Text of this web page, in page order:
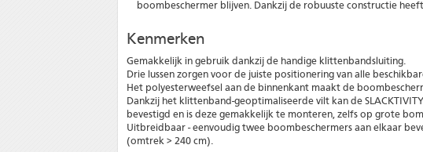
boombeschermer blijven. Dankzij de robuuste constructie
Kenmerken
Gemakkelijk in gebruik dankzij de handige klittenbandsluiting.
Drie lussen zorgen voor de juiste positionering van alle
Het polyesterweefsel aan de binnenkant maakt de
Dankzij het klittenband-geoptimaliseerde vilt kan de
bevestigd en is deze gemakkelijk te monteren, zelfs op grote
Uitbreidbaar - eenvoudig twee boombeschermers aan elkaar
(omtrek > 240 cm).